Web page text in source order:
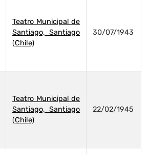
Teatro Municipal de
Santiago, Santiago
(Chile)
30/07/1943
Teatro Municipal de
Santiago, Santiago
(Chile)
22/02/1945